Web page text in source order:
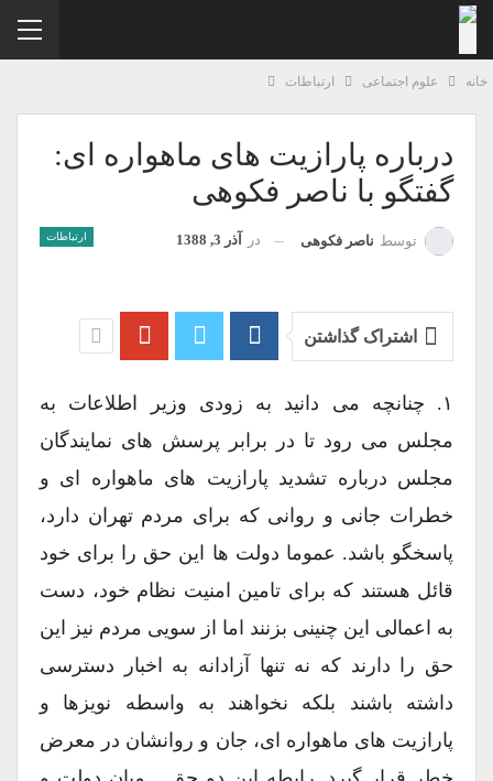
علوم اجتماعی ارتباطات
درباره پارازیت های ماهواره ای:
گفتگو با ناصر فکوهی
ارتباطات توسطناصر فکوهی درآذر 3, 1388
اشتراک گذاشتن
۱. چنانچه می دانید به زودی وزیر اطلاعات به
مجلس می رود تا در برابر پرسش های نمایندگان
مجلس درباره تشدید پارازیت های ماهواره ای و
خطرات جانی و روانی که برای مردم تهران دارد،
پاسخگو باشد. عموما دولت ها این حق را برای خود
قائل هستند که برای تامین امنیت نظام خود، دست
به اعمالی این چنینی بزنند اما از سویی مردم نیز این
حق را دارند که نه تنها آزادانه به اخبار دسترسی
داشته باشند بلکه نخواهند به واسطه نویزها و
پارازیت های ماهواره ای، جان و روانشان در معرض